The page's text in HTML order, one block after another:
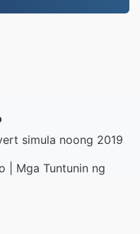
simula noong 2019
Mga Tuntunin ng